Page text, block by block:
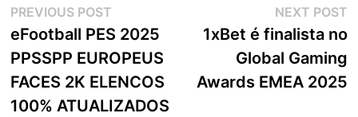
Navegação
de
artigos
PREVIOUS POSTPrevious
post:
eFootball PES 2025
PPSSPP EUROPEUS
FACES 2K ELENCOS
100% ATUALIZADOS
NEXT POST
1xBet é finalista no
Global Gaming
Awards EMEA 2025